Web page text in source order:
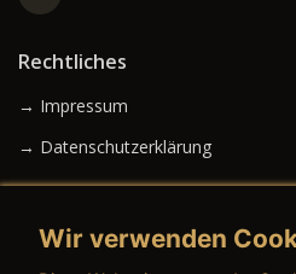
Rechtliches
→ Impressum
→ Datenschutzerklärung
Wir verwenden